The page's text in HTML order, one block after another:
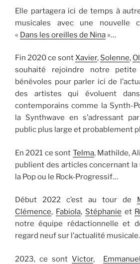
Elle partagera ici de temps à
musicales avec une nouvelle
« Dans les oreilles de Nina »…
Fin 2020 ce sontXavier, Solenne,
souhaité rejoindre notre petite
bénévoles pour parler ici de
des artistes qui évoluent
contemporains comme la Synth-
la Synthwave en s’adressant
public plus large et probablement
En 2021 ce sont Telma, Mathilde,
publient des articles concernant la
la Pop ou le Rock-Progressif…
Début 2022 c’est au tour de
Clémence, Fabiola, Stéphanie et
notre équipe rédactionnelle et
regard neuf sur l’actualité musicale.
2023, ce sontVictor,